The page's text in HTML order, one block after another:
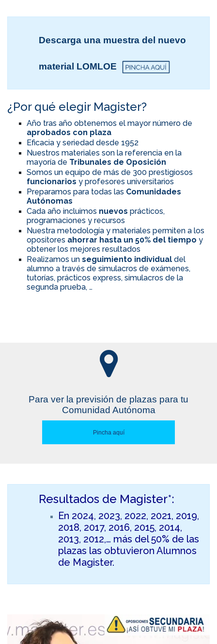
Descarga una muestra del nuevo
material LOMLOE
¿Por qué elegir Magister?
Año tras año obtenemos el mayor número de
aprobados con plaza
Eficacia y seriedad desde 1952
Nuestros materiales son la referencia en la
mayoría de Tribunales de Oposición
Somos un equipo de más de 300 prestigiosos
funcionarios y profesores universitarios
Preparamos para todas las Comunidades
Autónomas
Cada año incluimos nuevos prácticos,
programaciones y recursos
Nuestra metodología y materiales permiten a los
opositores ahorrar hasta un 50% del tiempo y
obtener los mejores resultados
Realizamos un seguimiento individual del
alumno a través de simulacros de exámenes,
tutorías, prácticos express, simulacros de la
segunda prueba, …
Para ver la previsión de plazas para tu
Comunidad Autónoma
Pincha aquí
Resultados de Magister*:
En 2024, 2023, 2022, 2021, 2019,
2018, 2017, 2016, 2015, 2014,
2013, 2012,… más del 50% de las
plazas las obtuvieron Alumnos
de Magister.